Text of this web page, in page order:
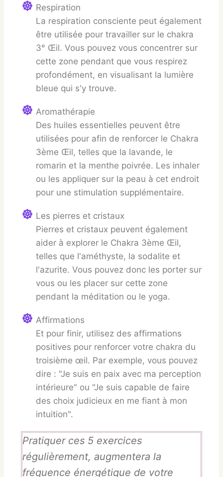
Respiration
La respiration consciente peut également
être utilisée pour travailler sur le chakra
3° Œil. Vous pouvez vous concentrer sur
cette zone pendant que vous respirez
profondément, en visualisant la lumière
bleue qui s'y trouve.
Aromathérapie
Des huiles essentielles peuvent être
utilisées pour afin de renforcer le Chakra
3ème Œil, telles que la lavande, le
romarin et la menthe poivrée. Les inhaler
ou les appliquer sur la peau à cet endroit
pour une stimulation supplémentaire.
Les pierres et cristaux
Pierres et cristaux peuvent également
aider à explorer le Chakra 3ème Œil,
telles que l'améthyste, la sodalite et
l'azurite. Vous pouvez donc les porter sur
vous ou les placer sur cette zone
pendant la méditation ou le yoga.
Affirmations
Et pour finir, utilisez des affirmations
positives pour renforcer votre chakra du
troisième œil. Par exemple, vous pouvez
dire : "Je suis en paix avec ma perception
intérieure" ou "Je suis capable de faire
des choix judicieux en me fiant à mon
intuition".
Pratiquer ces 5 exercices
régulièrement, augmentera la
fréquence énergétique de votre